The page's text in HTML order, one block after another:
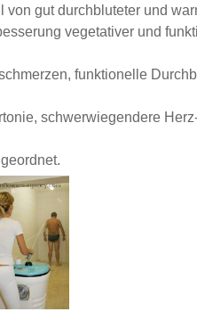
gut durchbluteter und
vegetativer und
funktionelle
schwerwiegendere